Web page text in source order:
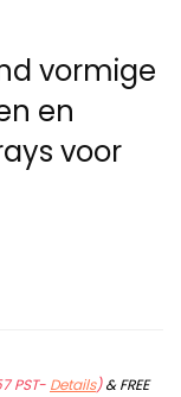
vormige
en
voor
PST- Details)&FREE